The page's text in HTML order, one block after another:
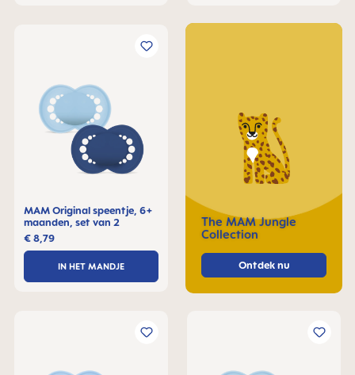
The MAM Jungle
Collection
Ontdek nu
MAM Original speentje, 6+
maanden, set van 2
€ 8,79
IN HET MANDJE